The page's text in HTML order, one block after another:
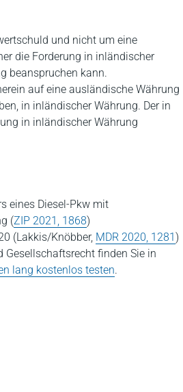
und nicht um eine
die Forderung in inländischer
beanspruchen kann.
auf eine ausländische Währung
in inländischer Währung. Der in
in inländischer Währung
eines Diesel-Pkw mit
(ZIP 2021, 1868)
(Lakkis/Knöbber, MDR 2020, 1281)
finden Sie in
lang kostenlos testen.